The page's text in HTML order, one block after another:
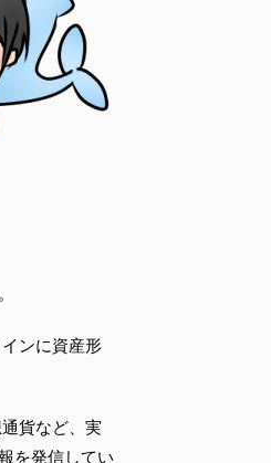
ンに資産形
貨など、実
を発信してい